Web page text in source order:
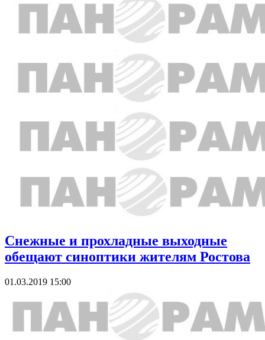
Снежные и прохладные выходные
обещают синоптики жителям Ростова
01.03.2019 15:00